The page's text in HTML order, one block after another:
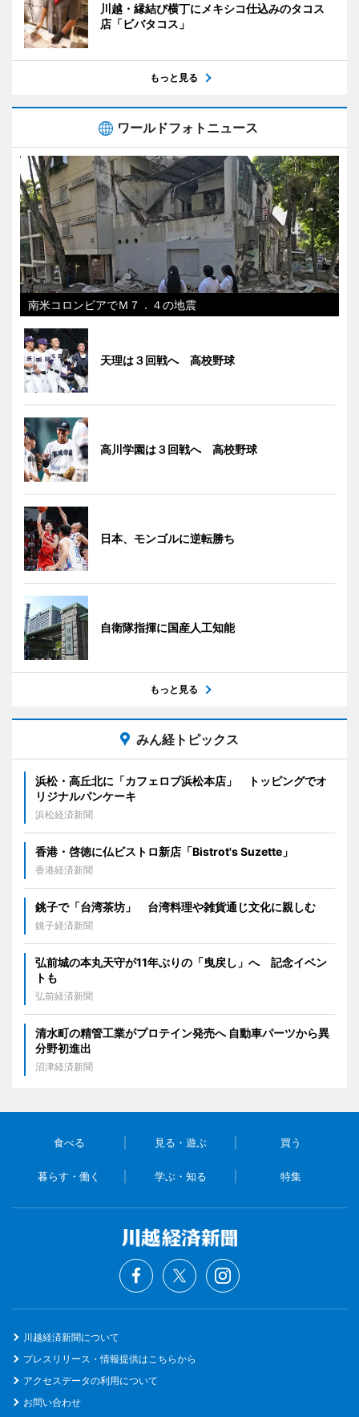
川越・縁結び横丁にメキシコ仕込みのタコス
店「ビバタコス」
もっと見る
ワールドフォトニュース
南米コロンビアでＭ７．４の地震
天理は３回戦へ 高校野球
高川学園は３回戦へ 高校野球
日本、モンゴルに逆転勝ち
自衛隊指揮に国産人工知能
もっと見る
みん経トピックス
浜松・高丘北に「カフェロブ浜松本店」 トッピングでオ
リジナルパンケーキ
浜松経済新聞
香港・啓徳に仏ビストロ新店「Bistrot's Suzette」
香港経済新聞
銚子で「台湾茶坊」 台湾料理や雑貨通じ文化に親しむ
銚子経済新聞
弘前城の本丸天守が11年ぶりの「曳戻し」へ 記念イベン
トも
弘前経済新聞
清水町の精管工業がプロテイン発売へ 自動車パーツから異
分野初進出
沼津経済新聞
食べる 見る・遊ぶ 買う
暮らす・働く 学ぶ・知る 特集
川越経済新聞について
プレスリリース・情報提供はこちらから
アクセスデータの利用について
お問い合わせ